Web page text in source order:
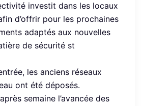
investit dans les locaux
d’offrir pour les prochaines
adaptés aux nouvelles
de sécurité st
les anciens réseaux
ont été déposés.
semaine l’avancée des